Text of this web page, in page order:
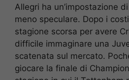
Allegri ha un’impostazione
meno speculare. Dopo i
stagione scorsa per avere
difficile immaginare una
scatenata sul mercato.
giocare la finale di